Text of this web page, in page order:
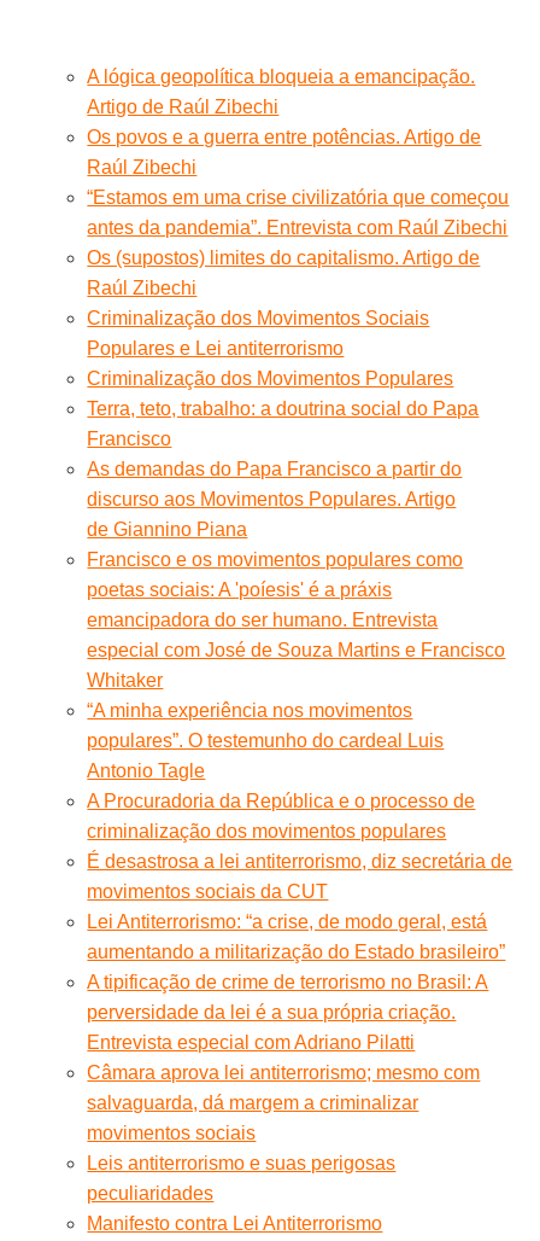
A lógica geopolítica bloqueia a emancipação.
Artigo de Raúl Zibechi
Os povos e a guerra entre potências. Artigo de
Raúl Zibechi
“Estamos em uma crise civilizatória que começou
antes da pandemia”. Entrevista com Raúl Zibechi
Os (supostos) limites do capitalismo. Artigo de
Raúl Zibechi
Criminalização dos Movimentos Sociais
Populares e Lei antiterrorismo
Criminalização dos Movimentos Populares
Terra, teto, trabalho: a doutrina social do Papa
Francisco
As demandas do Papa Francisco a partir do
discurso aos Movimentos Populares. Artigo
de Giannino Piana
Francisco e os movimentos populares como
poetas sociais: A 'poíesis' é a práxis
emancipadora do ser humano. Entrevista
especial com José de Souza Martins e Francisco
Whitaker
“A minha experiência nos movimentos
populares”. O testemunho do cardeal Luis
Antonio Tagle
A Procuradoria da República e o processo de
criminalização dos movimentos populares
É desastrosa a lei antiterrorismo, diz secretária de
movimentos sociais da CUT
Lei Antiterrorismo: “a crise, de modo geral, está
aumentando a militarização do Estado brasileiro”
A tipificação de crime de terrorismo no Brasil: A
perversidade da lei é a sua própria criação.
Entrevista especial com Adriano Pilatti
Câmara aprova lei antiterrorismo; mesmo com
salvaguarda, dá margem a criminalizar
movimentos sociais
Leis antiterrorismo e suas perigosas
peculiaridades
Manifesto contra Lei Antiterrorismo